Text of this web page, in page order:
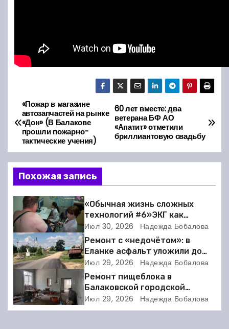
Н
а
в
и
г
а
ц
и
п
60 лет вместе: два
ветерана БФ АО
«Апатит» отметили
бриллиантовую свадьбу
«Пожар в магазине
автозапчастей на рынке
«Дон» (В Балакове
прошли пожарно-
тактические учения)
Похожая запись
«Обычная жизнь сложных
технологий #6»ЭКГ как
искусство: когда ритм жизни
требует расшифровки
Июл 30, 2026 Надежда Бобалова
Ремонт с «недочётом»: в
Еланке асфальт уложили до
школы, но не дошли 30 метров
Июл 29, 2026 Надежда Бобалова
Ремонт пищеблока в
Балаковской городской
клинической больнице
выходит на финишную прямую
Июл 29, 2026 Надежда Бобалова